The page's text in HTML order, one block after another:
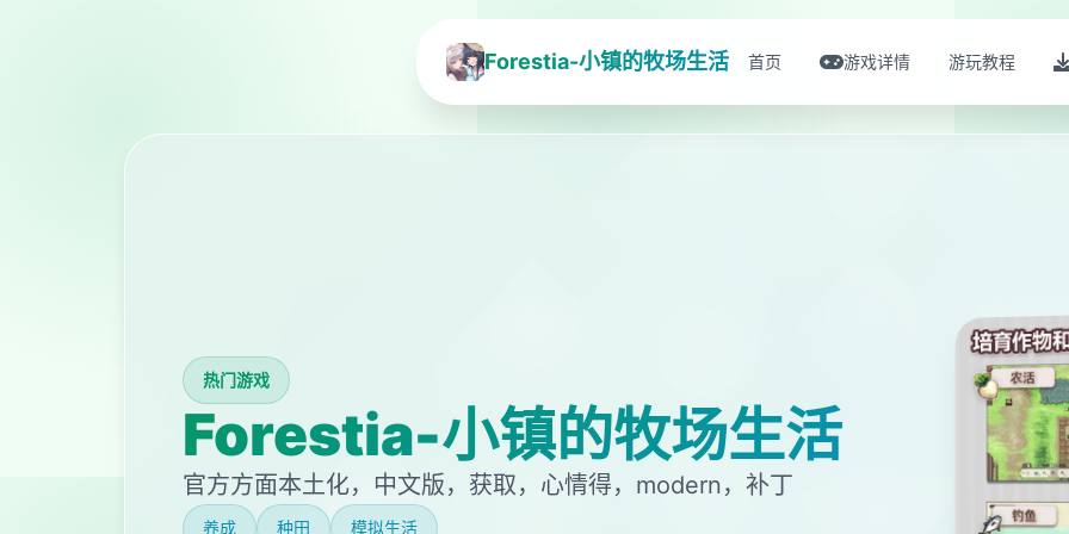
Forestia-小镇的牧场生活 首页 游戏详情 游玩教程
热门游戏
Forestia-小镇的牧场生活
官方方面本土化，中文版，获取，心情得，modern，补丁
养成 种田 模拟生活